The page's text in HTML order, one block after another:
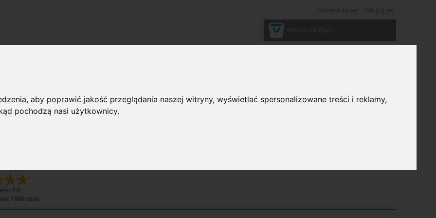
aby poprawić jakość przeglądania naszej witryny, wyświetlać spersonalizowane treści i reklamy,
pochodzą nasi użytkownicy.
4.8
1889 ocen